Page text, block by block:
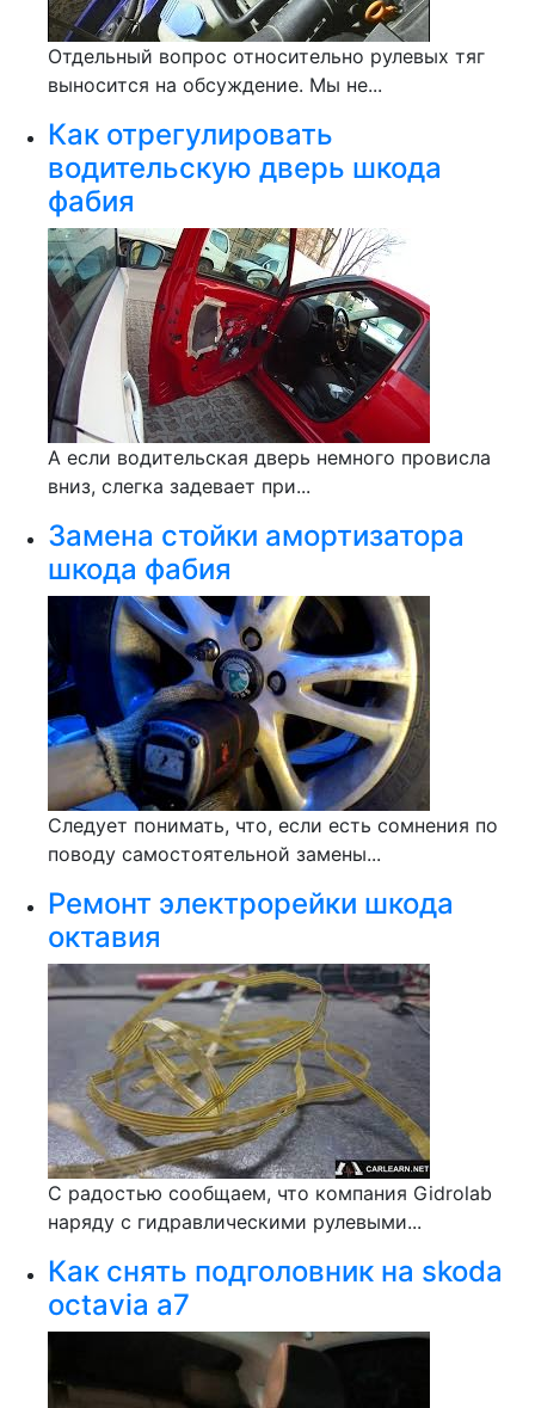
Отдельный вопрос относительно рулевых тяг
выносится на обсуждение. Мы не...
Как отрегулировать
водительскую дверь шкода
фабия
А если водительская дверь немного провисла
вниз, слегка задевает при...
Замена стойки амортизатора
шкода фабия
Следует понимать, что, если есть сомнения по
поводу самостоятельной замены...
Ремонт электрорейки шкода
октавия
С радостью сообщаем, что компания Gidrolab
наряду с гидравлическими рулевыми...
Как снять подголовник на skoda
octavia a7